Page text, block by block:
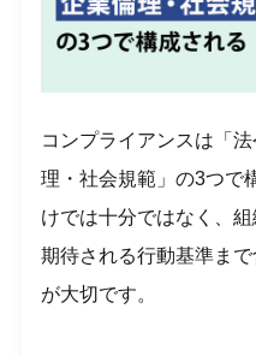
コンプライアンスは「
理・社会規範」の3つで
けでは十分ではなく、
期待される行動基準ま
が大切です。